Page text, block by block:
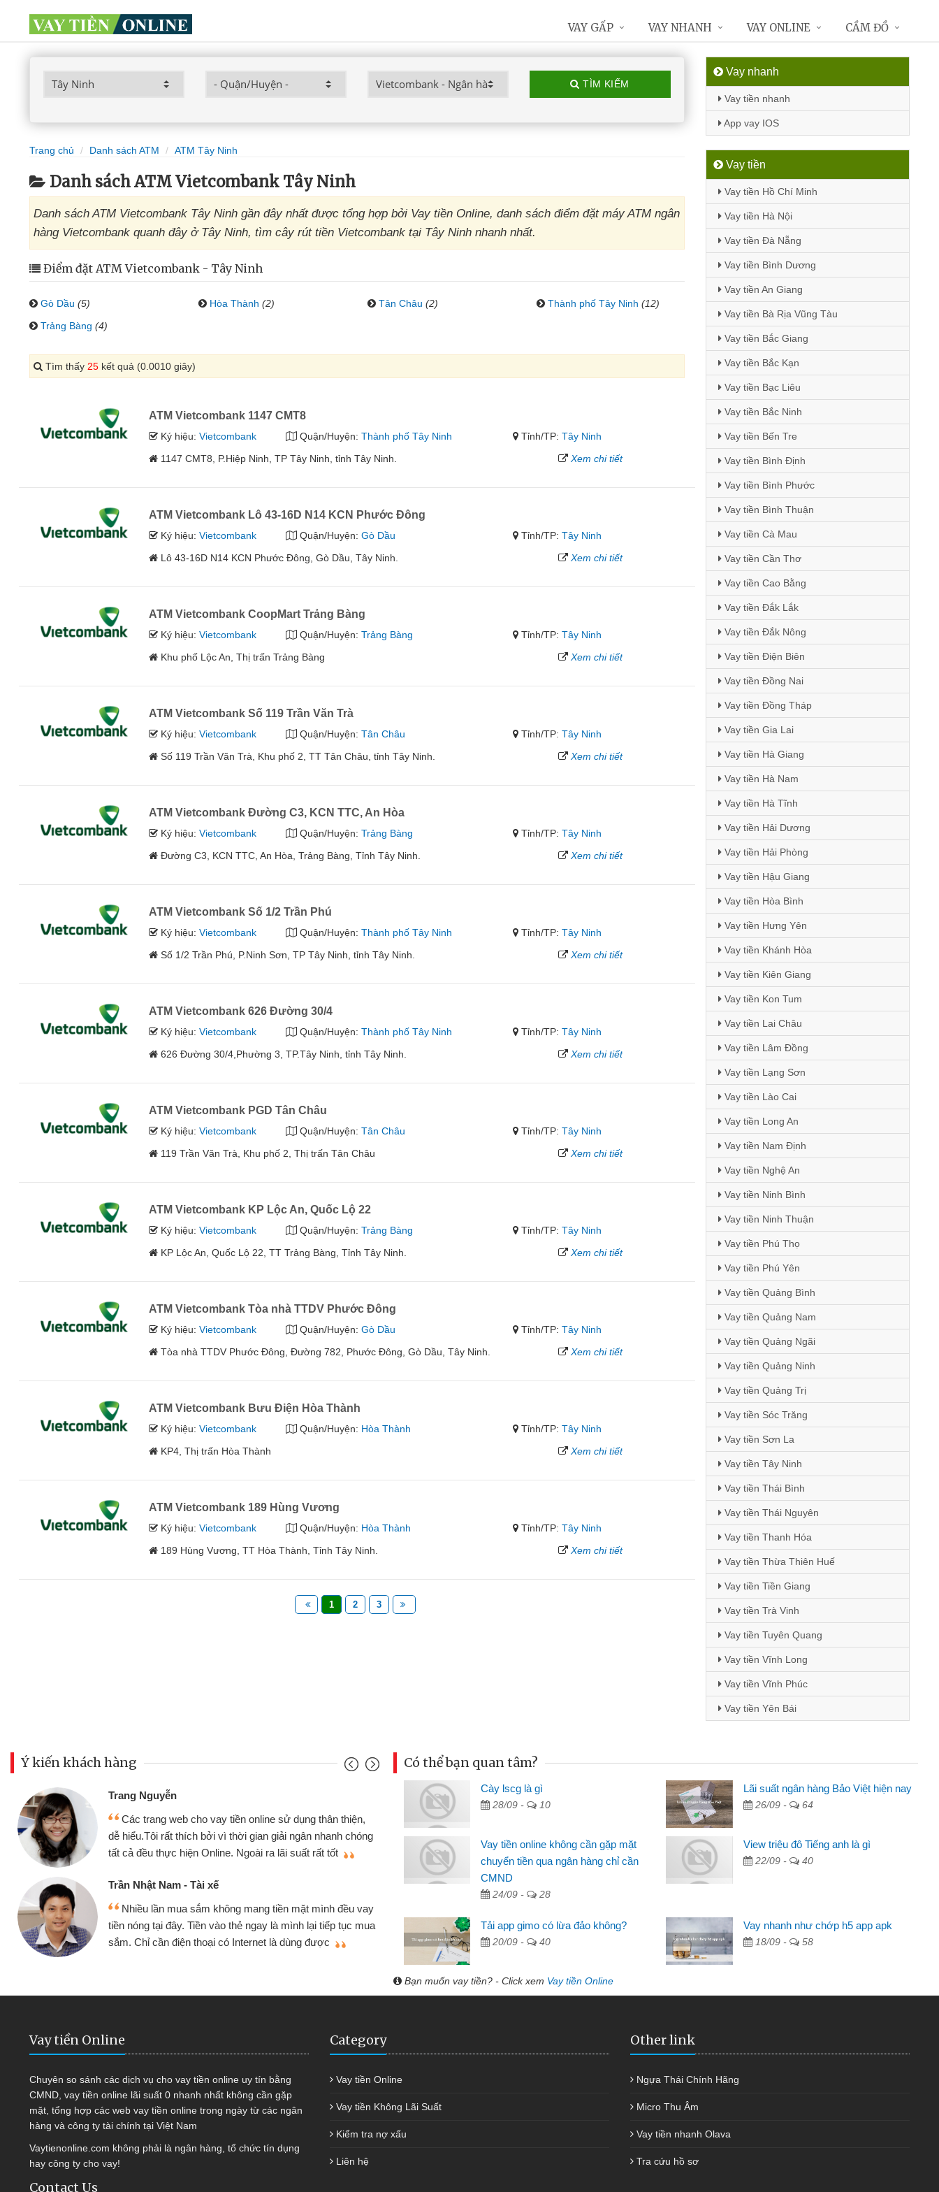
TÌM KIẾM
Trang chủ Danh sách ATM ATM Tây Ninh
Danh sách ATM Vietcombank Tây Ninh
Danh sách ATM Vietcombank Tây Ninh gần đây nhất được tổng hợp bởi Vay tiền Online, danh sách điểm đặt máy ATM ngân
hàng Vietcombank quanh đây ở Tây Ninh, tìm cây rút tiền Vietcombank tại Tây Ninh nhanh nhất.
Điểm đặt ATM Vietcombank - Tây Ninh
Gò Dầu (5) Hòa Thành (2) Tân Châu (2) Thành phố Tây Ninh (12)
Trảng Bàng (4)
Tìm thấy 25 kết quả (0.0010 giây)
ATM Vietcombank 1147 CMT8
Ký hiệu:Vietcombank Quận/Huyện: Thành phố Tây Ninh Tỉnh/TP:Tây Ninh
1147 CMT8, P.Hiệp Ninh, TP Tây Ninh, tỉnh Tây Ninh.
Xem chi tiết
ATM Vietcombank Lô 43-16D N14 KCN Phước Đông
Ký hiệu:Vietcombank Quận/Huyện: Gò Dầu Tỉnh/TP:Tây Ninh
Lô 43-16D N14 KCN Phước Đông, Gò Dầu, Tây Ninh.
Xem chi tiết
ATM Vietcombank CoopMart Trảng Bàng
Ký hiệu:Vietcombank Quận/Huyện: Trảng Bàng Tỉnh/TP:Tây Ninh
Khu phố Lộc An, Thị trấn Trảng Bàng
Xem chi tiết
ATM Vietcombank Số 119 Trần Văn Trà
Ký hiệu:Vietcombank Quận/Huyện: Tân Châu Tỉnh/TP:Tây Ninh
Số 119 Trần Văn Trà, Khu phố 2, TT Tân Châu, tỉnh Tây Ninh.
Xem chi tiết
ATM Vietcombank Đường C3, KCN TTC, An Hòa
Ký hiệu:Vietcombank Quận/Huyện: Trảng Bàng Tỉnh/TP:Tây Ninh
Đường C3, KCN TTC, An Hòa, Trảng Bàng, Tỉnh Tây Ninh.
Xem chi tiết
ATM Vietcombank Số 1/2 Trần Phú
Ký hiệu:Vietcombank Quận/Huyện: Thành phố Tây Ninh Tỉnh/TP:Tây Ninh
Số 1/2 Trần Phú, P.Ninh Sơn, TP Tây Ninh, tỉnh Tây Ninh.
Xem chi tiết
ATM Vietcombank 626 Đường 30/4
Ký hiệu:Vietcombank Quận/Huyện: Thành phố Tây Ninh Tỉnh/TP:Tây Ninh
626 Đường 30/4,Phường 3, TP.Tây Ninh, tỉnh Tây Ninh.
Xem chi tiết
ATM Vietcombank PGD Tân Châu
Ký hiệu:Vietcombank Quận/Huyện: Tân Châu Tỉnh/TP:Tây Ninh
119 Trần Văn Trà, Khu phố 2, Thị trấn Tân Châu
Xem chi tiết
ATM Vietcombank KP Lộc An, Quốc Lộ 22
Ký hiệu:Vietcombank Quận/Huyện: Trảng Bàng Tỉnh/TP:Tây Ninh
KP Lộc An, Quốc Lộ 22, TT Trảng Bàng, Tỉnh Tây Ninh.
Xem chi tiết
ATM Vietcombank Tòa nhà TTDV Phước Đông
Ký hiệu:Vietcombank Quận/Huyện: Gò Dầu Tỉnh/TP:Tây Ninh
Tòa nhà TTDV Phước Đông, Đường 782, Phước Đông, Gò Dầu, Tây Ninh.
Xem chi tiết
ATM Vietcombank Bưu Điện Hòa Thành
Ký hiệu:Vietcombank Quận/Huyện: Hòa Thành Tỉnh/TP:Tây Ninh
KP4, Thị trấn Hòa Thành
Xem chi tiết
ATM Vietcombank 189 Hùng Vương
Ký hiệu:Vietcombank Quận/Huyện: Hòa Thành Tỉnh/TP:Tây Ninh
189 Hùng Vương, TT Hòa Thành, Tỉnh Tây Ninh.
Xem chi tiết
1 2 3
Vay nhanh
Vay tiền nhanh
App vay IOS
Vay tiền
Vay tiền Hồ Chí Minh
Vay tiền Hà Nội
Vay tiền Đà Nẵng
Vay tiền Bình Dương
Vay tiền An Giang
Vay tiền Bà Rịa Vũng Tàu
Vay tiền Bắc Giang
Vay tiền Bắc Kạn
Vay tiền Bạc Liêu
Vay tiền Bắc Ninh
Vay tiền Bến Tre
Vay tiền Bình Định
Vay tiền Bình Phước
Vay tiền Bình Thuận
Vay tiền Cà Mau
Vay tiền Cần Thơ
Vay tiền Cao Bằng
Vay tiền Đắk Lắk
Vay tiền Đắk Nông
Vay tiền Điện Biên
Vay tiền Đồng Nai
Vay tiền Đồng Tháp
Vay tiền Gia Lai
Vay tiền Hà Giang
Vay tiền Hà Nam
Vay tiền Hà Tĩnh
Vay tiền Hải Dương
Vay tiền Hải Phòng
Vay tiền Hậu Giang
Vay tiền Hòa Bình
Vay tiền Hưng Yên
Vay tiền Khánh Hòa
Vay tiền Kiên Giang
Vay tiền Kon Tum
Vay tiền Lai Châu
Vay tiền Lâm Đồng
Vay tiền Lạng Sơn
Vay tiền Lào Cai
Vay tiền Long An
Vay tiền Nam Định
Vay tiền Nghệ An
Vay tiền Ninh Bình
Vay tiền Ninh Thuận
Vay tiền Phú Thọ
Vay tiền Phú Yên
Vay tiền Quảng Bình
Vay tiền Quảng Nam
Vay tiền Quảng Ngãi
Vay tiền Quảng Ninh
Vay tiền Quảng Trị
Vay tiền Sóc Trăng
Vay tiền Sơn La
Vay tiền Tây Ninh
Vay tiền Thái Bình
Vay tiền Thái Nguyên
Vay tiền Thanh Hóa
Vay tiền Thừa Thiên Huế
Vay tiền Tiền Giang
Vay tiền Trà Vinh
Vay tiền Tuyên Quang
Vay tiền Vĩnh Long
Vay tiền Vĩnh Phúc
Vay tiền Yên Bái
VAY GẤP VAY NHANH VAY ONLINE CẦM ĐỒ
Ý kiến khách hàng
dụng thân thiện,
nhanh chóng
suất rất tốt
mặt mình đều vay
lại tiếp tục mua
được
Mình cần tiền gấp nên định cầm cố chiếc xe wave
nhưng thật may đã có gói vay tiền bằng CMND online
không cần gặp mặt nên rất tiện lợi, sẽ giới thiệu cho bạn
Tôi kinh doanh buôn bán nhỏ lẻ nhiều lúc cần vốn nhập
hàng, nhờ biết đến website qua bạn bè giới thiệu tôi đã giải
quyết được công việc của mình nhanh chóng
Tôi biết đến thông qua quảng cáo trên facebook. Tôi là
sinh viên nên cần đóng tiền nhà, sinh nhật bạn bè, mà đọc
thấy thủ tục nhanh gọn nên tôi quyết định vay
cần có 2 triệu để giải quyết việc riêng, trong 1-2 ngày tôi trả
được thôi. Cảm ơn đã giúp tôi kịp thời và nhanh chóng
Có thể bạn quan tâm?
Cày lscg là gì
28/09 - 10
Lãi suất ngân hàng Bảo Việt hiện nay
26/09 - 64
Vay tiền online không cần gặp mặt
chuyển tiền qua ngân hàng chỉ cần
CMND
24/09 - 28
View triệu đô Tiếng anh là gì
22/09 - 40
Tải app gimo có lừa đảo không?
20/09 - 40
Vay nhanh như chớp h5 app apk
18/09 - 58
Bạn muốn vay tiền? - Click xem Vay tiền Online
Vay tiền Online
Chuyên so sánh các dịch vụ cho vay tiền online uy tín bằng
CMND, vay tiền online lãi suất 0 nhanh nhất không cần gặp
mặt, tổng hợp các web vay tiền online trong ngày từ các ngân
hàng và công ty tài chính tại Việt Nam
Vaytienonline.com không phải là ngân hàng, tổ chức tín dụng
hay công ty cho vay!
Contact Us
Category
Vay tiền Online
Vay tiền Không Lãi Suất
Kiểm tra nợ xấu
Liên hệ
Other link
Ngựa Thái Chính Hãng
Micro Thu Âm
Vay tiền nhanh Olava
Tra cứu hồ sơ